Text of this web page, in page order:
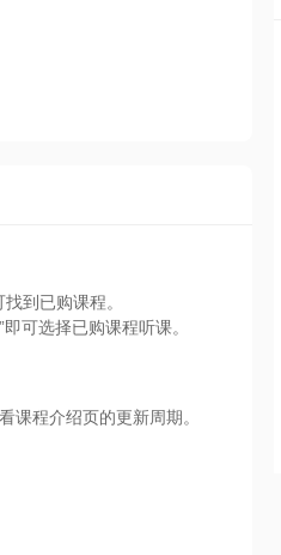
到已购课程。
可选择已购课程听课。
课程介绍页的更新周期。